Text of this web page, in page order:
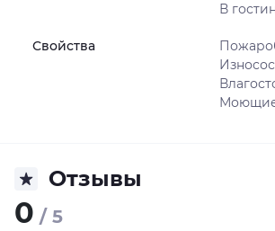
В
Свойства
Отзывы
0 / 5